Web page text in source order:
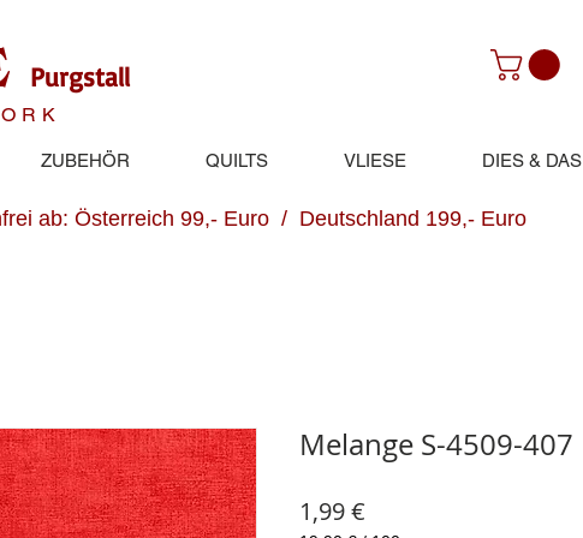
Purgstall
ZUBEHÖR QUILTS VLIESE DIES & DAS
ab: Österreich 99,- Euro / Deutschland 199,- Euro
Melange S-4509-407
1,99 €